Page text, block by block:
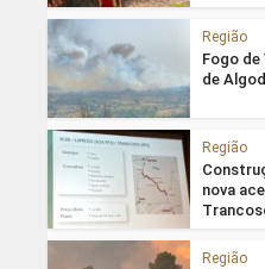
Região
Fogo de
de
Região
nova
Região